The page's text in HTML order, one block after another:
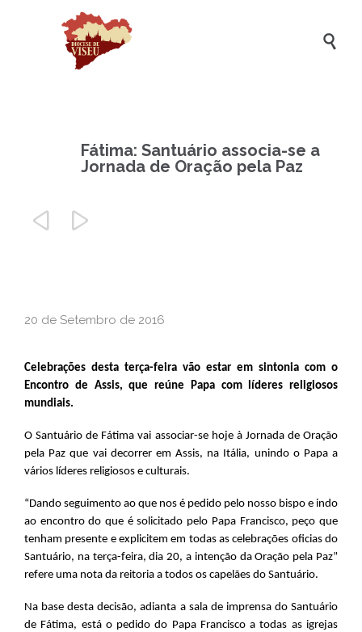

Fátima: Santuário associa-se a
Jornada de Oração pela Paz
 
20 de Setembro de 2016
Celebrações desta terça-feira vão estar em sintonia com o
Encontro de Assis, que reúne Papa com líderes religiosos
mundiais.
O Santuário de Fátima vai associar-se hoje à Jornada de Oração
pela Paz que vai decorrer em Assis, na Itália, unindo o Papa a
vários líderes religiosos e culturais.
“Dando seguimento ao que nos é pedido pelo nosso bispo e indo
ao encontro do que é solicitado pelo Papa Francisco, peço que
tenham presente e explicitem em todas as celebrações oficias do
Santuário, na terça-feira, dia 20, a intenção da Oração pela Paz”
refere uma nota da reitoria a todos os capelães do Santuário.
Na base desta decisão, adianta a sala de imprensa do Santuário
de Fátima, está o pedido do Papa Francisco a todas as igrejas